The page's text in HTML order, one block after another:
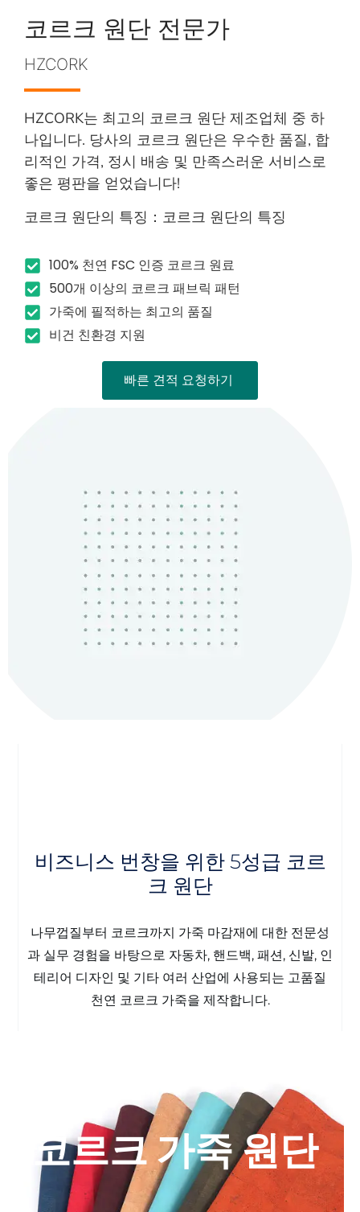
코르크 원단 전문가
HZCORK
HZCORK는 최고의 코르크 원단 제조업체 중 하
나입니다. 당사의 코르크 원단은 우수한 품질, 합
리적인 가격, 정시 배송 및 만족스러운 서비스로
좋은 평판을 얻었습니다!
코르크 원단의 특징：코르크 원단의 특징
100% 천연 FSC 인증 코르크 원료
500개 이상의 코르크 패브릭 패턴
가죽에 필적하는 최고의 품질
비건 친환경 지원
빠른 견적 요청하기
비즈니스 번창을 위한 5성급 코르
크 원단
나무껍질부터 코르크까지 가죽 마감재에 대한 전문성
과 실무 경험을 바탕으로 자동차, 핸드백, 패션, 신발, 인
테리어 디자인 및 기타 여러 산업에 사용되는 고품질
천연 코르크 가죽을 제작합니다.
코르크 가죽 원단